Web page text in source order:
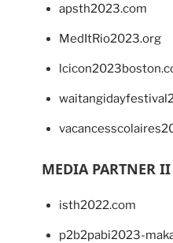
apsth2023.com
MedItRio2023.org
MEDIA PARTNER II
isth2022.com
p2b2pabi2023-